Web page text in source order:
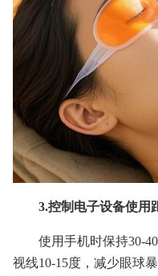
3.控制电子设备使用
使用手机时保持30-
视线10-15度，减少眼球